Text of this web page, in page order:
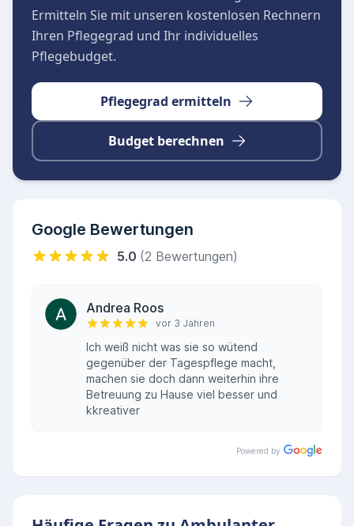
Ermitteln Sie mit unseren kostenlosen Rechnern
Ihren Pflegegrad und Ihr individuelles
Pflegebudget.
Pflegegrad ermitteln
Budget berechnen
Google Bewertungen
5.0 (2 Bewertungen)
Andrea Roos
vor 3 Jahren
Ich weiß nicht was sie so wütend
gegenüber der Tagespflege macht,
machen sie doch dann weiterhin ihre
Betreuung zu Hause viel besser und
kkreativer
Powered by